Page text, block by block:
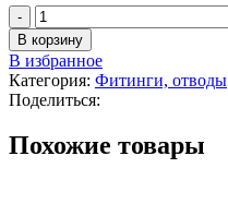
В корзину
В избранное
Категория: Фитинги, отводы
Поделиться:
Похожие товары